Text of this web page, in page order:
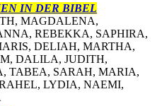
IN DER BIBEL
MAGDALENA,
REBEKKA, SAPHIRA,
DELIAH, MARTHA,
DALILA, JUDITH,
TABEA, SARAH, MARIA,
LYDIA, NAEMI,